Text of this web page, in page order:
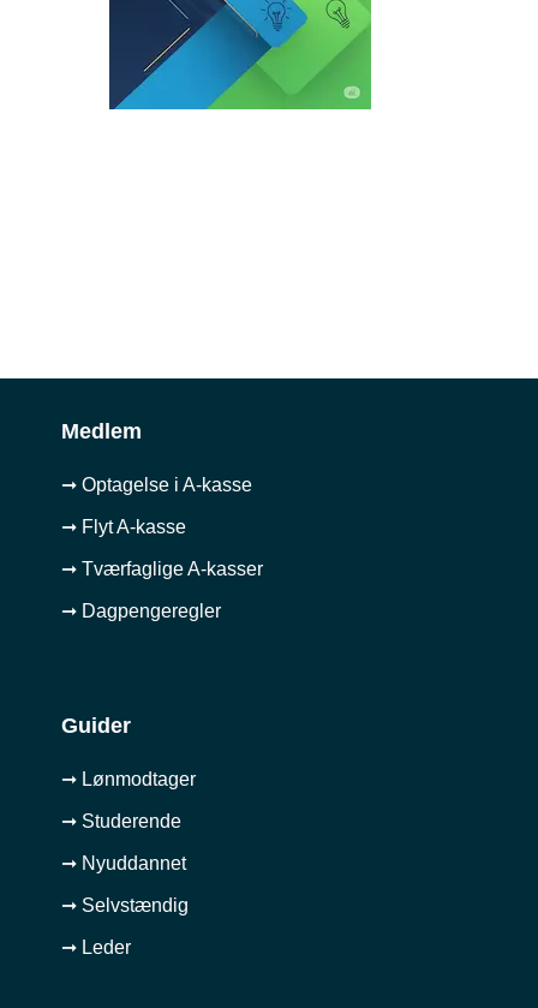
Medlem
➞ Optagelse i A-kasse
➞ Flyt A-kasse
➞ Tværfaglige A-kasser
➞ Dagpengeregler
Guider
➞ Lønmodtager
➞ Studerende
➞ Nyuddannet
➞ Selvstændig
➞ Leder